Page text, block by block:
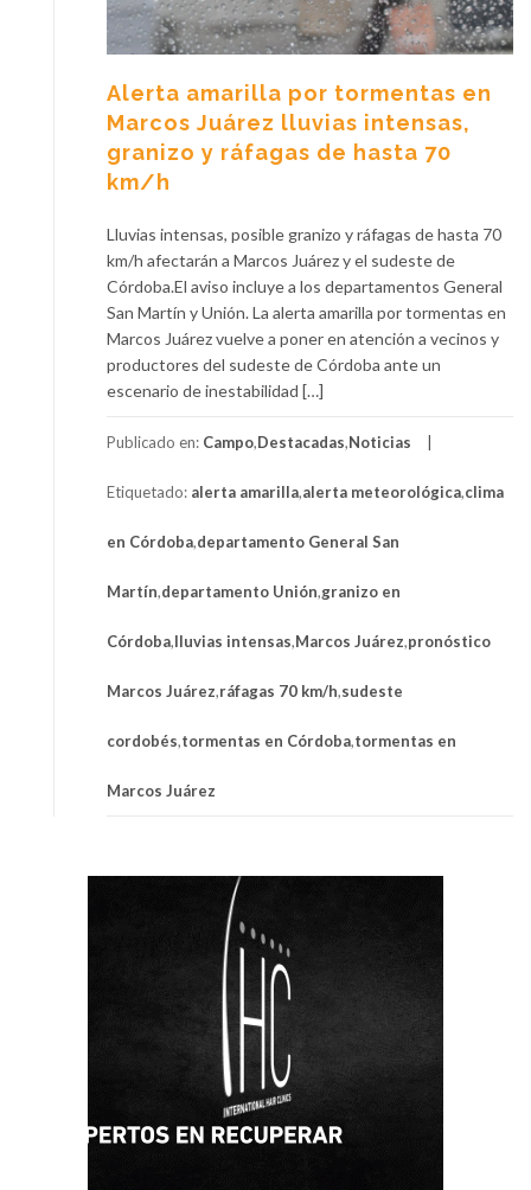
Alerta amarilla por tormentas en
Marcos Juárez lluvias intensas,
granizo y ráfagas de hasta 70
km/h
Lluvias intensas, posible granizo y ráfagas de hasta 70
km/h afectarán a Marcos Juárez y el sudeste de
Córdoba.El aviso incluye a los departamentos General
San Martín y Unión. La alerta amarilla por tormentas en
Marcos Juárez vuelve a poner en atención a vecinos y
productores del sudeste de Córdoba ante un
escenario de inestabilidad […]
Publicado en: Campo,Destacadas,Noticias
Etiquetado: alerta amarilla,alerta meteorológica,clima
en Córdoba,departamento General San
Martín,departamento Unión,granizo en
Córdoba,lluvias intensas,Marcos Juárez,pronóstico
Marcos Juárez,ráfagas 70 km/h,sudeste
cordobés,tormentas en Córdoba,tormentas en
Marcos Juárez